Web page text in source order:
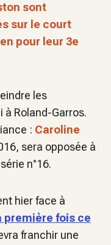
sont
sur le court
pour leur 3e
les
Roland-Garros.
: Caroline
sera opposée à
n°16.
hier face à
première fois ce
franchir une